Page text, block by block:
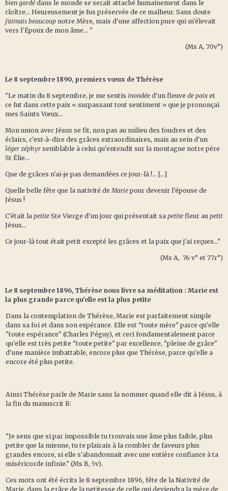
bien gardédans le monde se serait attaché humainement dans le
cloître... Heureusement je fus préservée de ce malheur. Sans doute
j'aimais beaucoup notre Mère, mais d'une affection pure qui m'élevait
vers l'Époux de mon âme... "
(Ms A, 70v°)
Le 8 septembre 1890, premiers vœux de Thérèse
"Le matin du 8 septembre, je me sentis inondée d'un fleuve de paix et
ce fut dans cette paix « surpassant tout sentiment » que je prononçai
mes Saints Vœux...
Mon union avec Jésus se fit, non pas au milieu des foudres et des
éclairs, c'est-à-dire des grâces extraordinaires, mais au sein d'un
léger zéphyr semblable à celui qu'entendit sur la montagne notre père
St Élie...
Que de grâces n'ai-je pas demandées ce jour-là !... [...]
Quelle belle fête que la nativité de Marie pour devenir l'épouse de
Jésus !
C'était la petite Ste Vierge d'un jour qui présentait sa petite fleur au petit
Jésus...
Ce jour-là tout était petit excepté les grâces et la paix que j'ai reçues..."
(Ms A, 76 v° et 77r°)
Le 8 septembre 1896, Thérèse nous livre sa méditation : Marie est
la plus grande parce qu'elle est la plus petite
Dans la contemplation de Thérèse, Marie est parfaitement simple
dans sa foi et dans son espérance. Elle est "toute mère" parce qu'elle
"toute espérance" (Charles Péguy), et ceci fondamentalement parce
qu'elle est très petite "toute petite" par excellence, "pleine de grâce"
d'une manière imbattable, encore plus que Thérèse, parce qu'elle a
encore été plus petite.
Ainsi Thérèse parle de Marie sans la nommer quand elle dit à Jésus, à
la fin du manuscrit B:
"Je sens que si par impossible tu trouvais une âme plus faible, plus
petite que la mienne, tu te plairais à la combler de faveurs plus
grandes encore, si elle s'abandonnait avec une entière confiance à ta
miséricorde infinie." (Ms B, 5v).
Ces mots ont été écrits le 8 septembre 1896, fête de la Nativité de
Marie, dans la grâce de la petitesse de celle qui deviendra la mère de